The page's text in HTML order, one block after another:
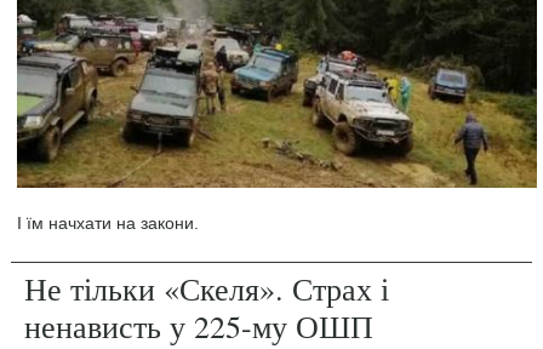
І їм начхати на закони.
Не тільки «Скеля». Страх і
ненависть у 225-му ОШП